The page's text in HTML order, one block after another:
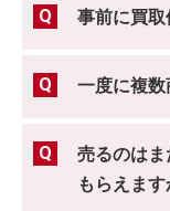
事前に買取
一度に複数
売るのは
もらえます